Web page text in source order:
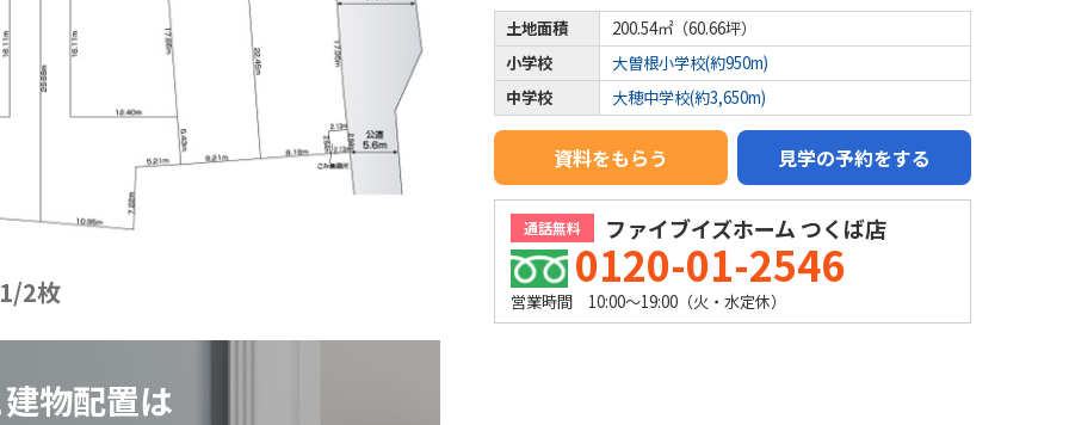
1/2枚
物配置は
土地面積
200.54㎡（60.66坪）
小学校
大曽根小学校(約950m)
中学校
大穂中学校(約3,650m)
資料をもらう 見学の予約をする
通話無料 ファイブイズホーム つくば店
0120-01-2546
営業時間 10:00～19:00（火・水定休）